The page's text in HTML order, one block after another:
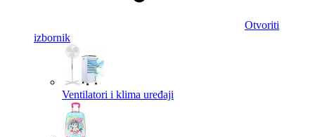
Otvoriti
izbornik
Ventilatori i klima uređaji